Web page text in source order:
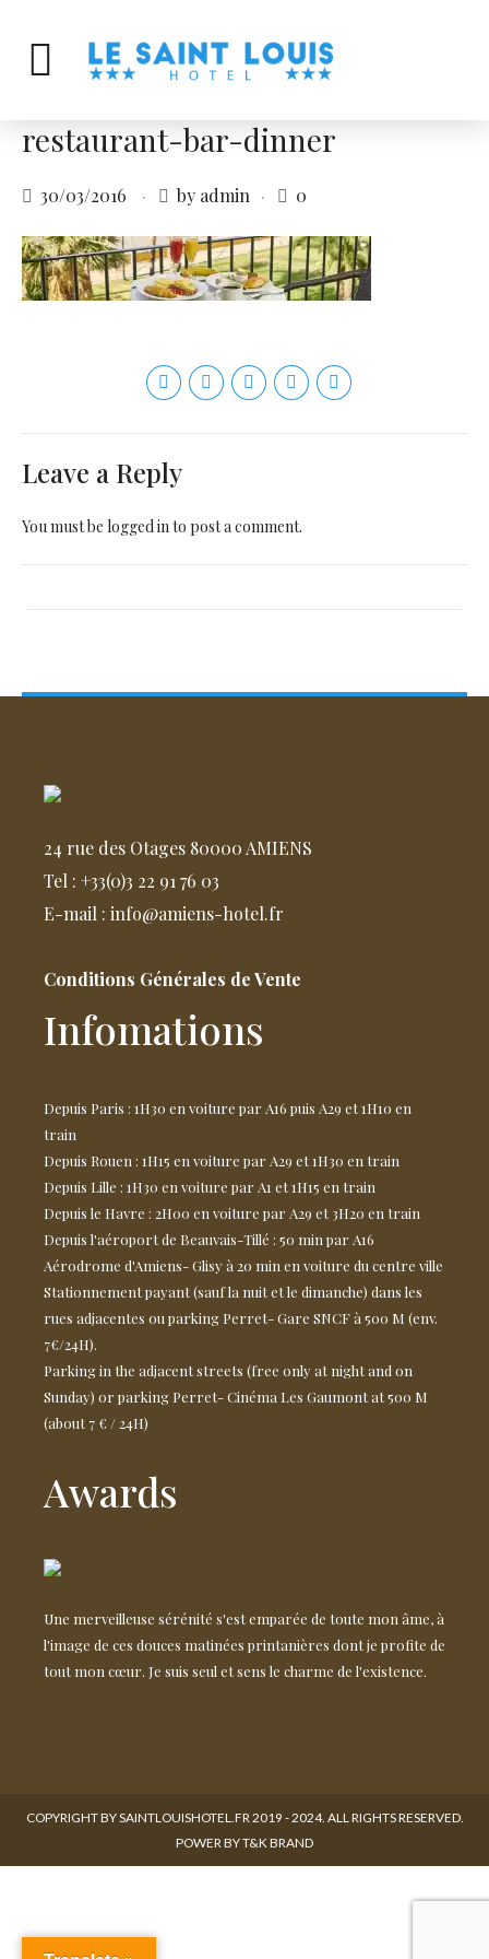
restaurant-bar-dinner
30/03/2016 by admin 0
Leave a Reply
You must be logged into post a comment.
24 rue des Otages 80000 AMIENS
Tel : +33(0)3 22 91 76 03
E-mail : info@amiens-hotel.fr
Conditions Générales de Vente
Infomations
Depuis Paris : 1H30 en voiture par A16 puis A29 et 1H10 en
train
Depuis Rouen : 1H15 en voiture par A29 et 1H30 en train
Depuis Lille : 1H30 en voiture par A1 et 1H15 en train
Depuis le Havre : 2H00 en voiture par A29 et 3H20 en train
Depuis l'aéroport de Beauvais-Tillé : 50 min par A16
Aérodrome d'Amiens- Glisy à 20 min en voiture du centre ville
Stationnement payant (sauf la nuit et le dimanche) dans les
rues adjacentes ou parking Perret- Gare SNCF à 500 M (env.
7€/24H).
Parking in the adjacent streets (free only at night and on
Sunday) or parking Perret- Cinéma Les Gaumont at 500 M
(about 7 € / 24H)
Awards
Une merveilleuse sérénité s'est emparée de toute mon âme, à
l'image de ces douces matinées printanières dont je profite de
tout mon cœur. Je suis seul et sens le charme de l'existence.
COPYRIGHT BY SAINTLOUISHOTEL.FR 2019 - 2024. ALL RIGHTS RESERVED.
POWER BY T&K BRAND